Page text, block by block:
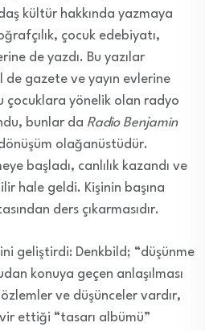
kültür hakkında yazmaya
çocuk edebiyatı,
de yazdı. Bu yazılar
gazete ve yayın evlerine
çocuklara yönelik olan radyo
bunlar da Radio Benjamin
olağanüstüdür.
başladı, canlılık kazandı ve
hale geldi. Kişinin başına
ders çıkarmasıdır.
geliştirdi: Denkbild; “düşünme
konuya geçen anlaşılması
ve düşünceler vardır,
ettiği “tasarı albümü”